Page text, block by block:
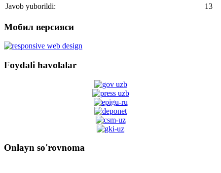
Javob yuborildi:
13
Мобил версияси
Foydali havolalar
Onlayn so'rovnoma